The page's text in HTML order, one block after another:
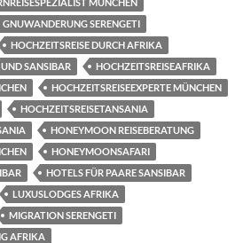
GNUWANDERUNG SERENGETI
HOCHZEITSREISE DURCH AFRIKA
SANSIBAR
HOCHZEITSREISEAFRIKA
HOCHZEITSREISEEXPERTE MÜNCHEN
HOCHZEITSREISETANSANIA
HONEYMOON REISEBERATUNG
HONEYMOONSAFARI
HOTELS FÜR PAARE SANSIBAR
LUXUSLODGES AFRIKA
MIGRATION SERENGETI
AFRIKA